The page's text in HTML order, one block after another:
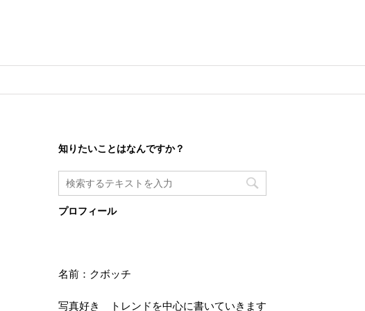
知りたいことはなんですか？
プロフィール
名前：クボッチ
写真好き トレンドを中心に書いていきます